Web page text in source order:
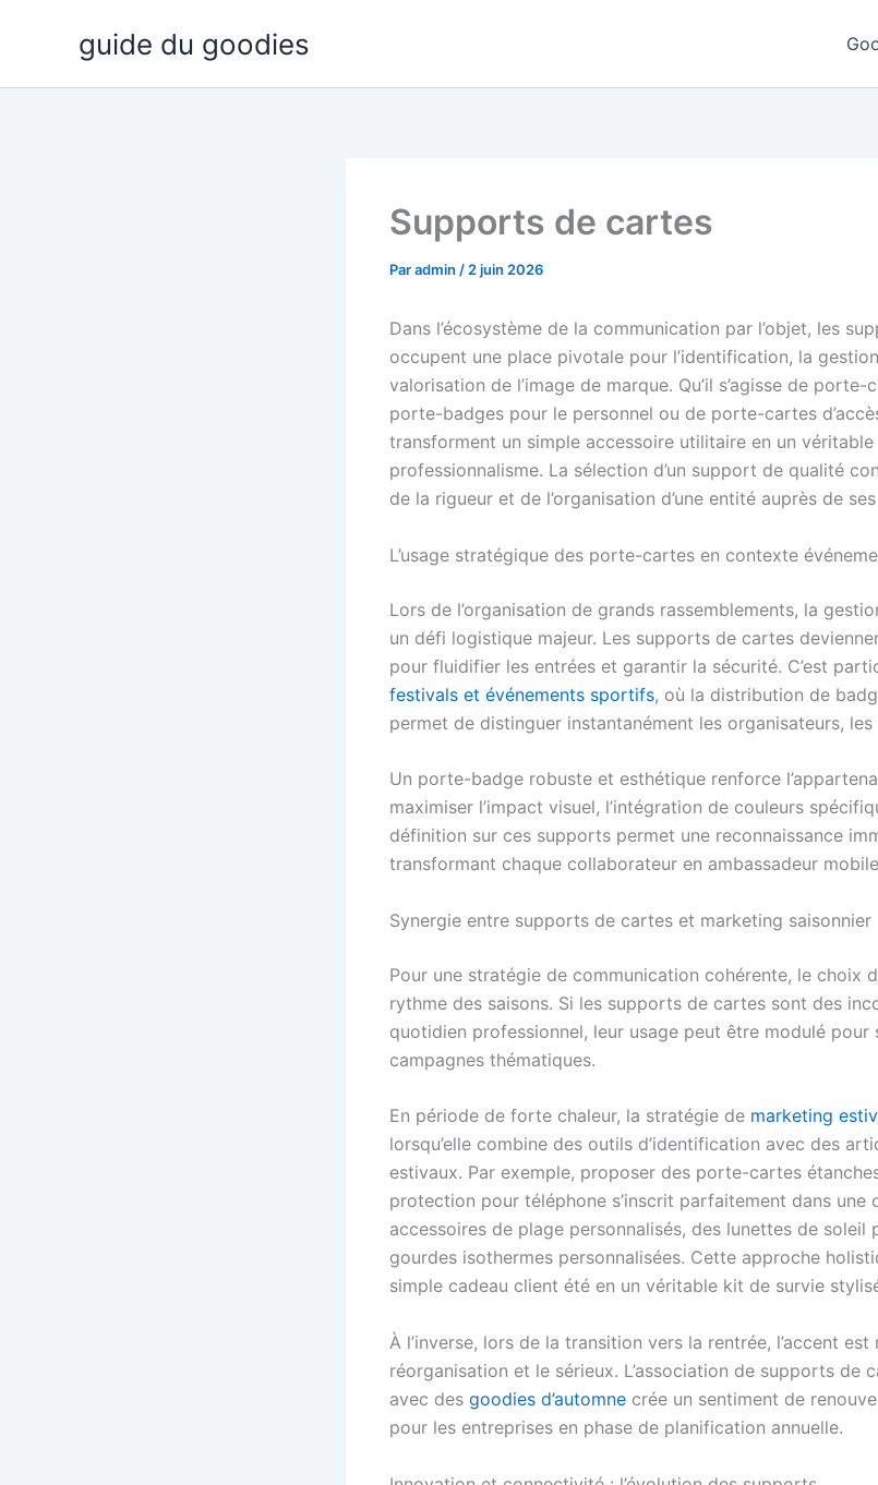
guide du goodies
Supports de cartes
Paradmin / 2 juin 2026
Dans l’écosystème de la communication par l’objet, les
occupent une place pivotale pour l’identification, la
valorisation de l’image de marque. Qu’il s’agisse de
porte-badges pour le personnel ou de porte-cartes
transforment un simple accessoire utilitaire en un
professionnalisme. La sélection d’un support de qualité
de la rigueur et de l’organisation d’une entité auprès de
L’usage stratégique des porte-cartes en contexte
Lors de l’organisation de grands rassemblements, la
un défi logistique majeur. Les supports de cartes
pour fluidifier les entrées et garantir la sécurité. C’est
festivals et événements sportifs, où la distribution de
permet de distinguer instantanément les organisateurs,
Un porte-badge robuste et esthétique renforce
maximiser l’impact visuel, l’intégration de couleurs
définition sur ces supports permet une reconnaissance
transformant chaque collaborateur en ambassadeur mobile
Synergie entre supports de cartes et marketing saisonnier
Pour une stratégie de communication cohérente, le choix
rythme des saisons. Si les supports de cartes sont des
quotidien professionnel, leur usage peut être modulé pour
campagnes thématiques.
En période de forte chaleur, la stratégie de marketing
lorsqu’elle combine des outils d’identification avec des
estivaux. Par exemple, proposer des porte-cartes
protection pour téléphone s’inscrit parfaitement dans une
accessoires de plage personnalisés, des lunettes de soleil
gourdes isothermes personnalisées. Cette approche
simple cadeau client été en un véritable kit de survie
À l’inverse, lors de la transition vers la rentrée, l’accent est
réorganisation et le sérieux. L’association de supports de
avec des goodies d’automne crée un sentiment de
pour les entreprises en phase de planification annuelle.